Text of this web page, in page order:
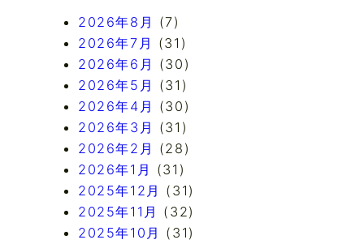
2026年8月 (7)
2026年7月 (31)
2026年6月 (30)
2026年5月 (31)
2026年4月 (30)
2026年3月 (31)
2026年2月 (28)
2026年1月 (31)
2025年12月 (31)
2025年11月 (32)
2025年10月 (31)